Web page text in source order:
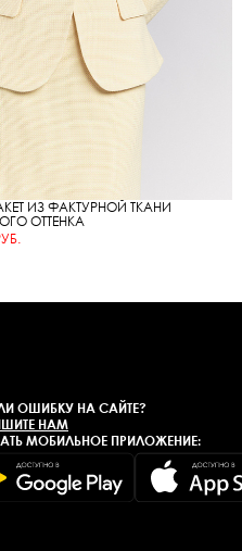
ИЗ ФАКТУРНОЙ ТКАНИ
ОТТЕНКА
ОШИБКУ НА САЙТЕ?
НАМ
МОБИЛЬНОЕ ПРИЛОЖЕНИЕ: